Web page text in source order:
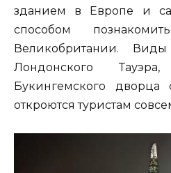
зданием в Европе и
способом
Великобритании.
Лондонского
Букингемского
откроются туристам